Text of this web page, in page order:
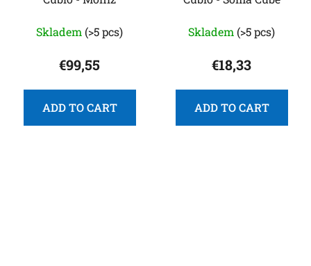
Skladem (>5 pcs)
€99,55
ADD TO CART
Skladem (>5 pcs)
€18,33
ADD TO CART